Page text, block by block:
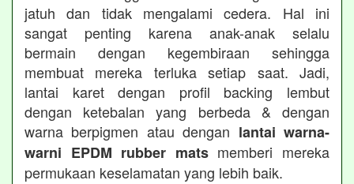
jatuh dan tidak mengalami cedera. Hal ini
sangat penting karena anak-anak selalu
bermain dengan kegembiraan sehingga
membuat mereka terluka setiap saat. Jadi,
lantai karet dengan profil backing lembut
dengan ketebalan yang berbeda & dengan
warna berpigmen atau dengan lantai warna-
warni EPDM rubber matsmemberi mereka
permukaan keselamatan yang lebih baik.